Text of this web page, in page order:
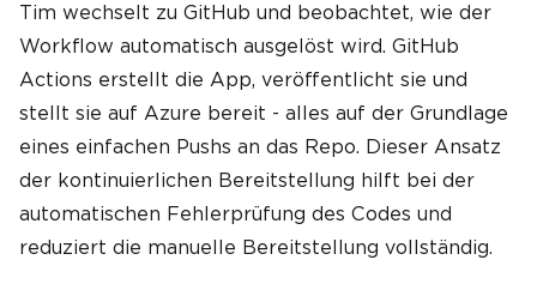
Tim wechselt zu GitHub und beobachtet, wie der
Workflow automatisch ausgelöst wird. GitHub
Actions erstellt die App, veröffentlicht sie und
stellt sie auf Azure bereit - alles auf der Grundlage
eines einfachen Pushs an das Repo. Dieser Ansatz
der kontinuierlichen Bereitstellung hilft bei der
automatischen Fehlerprüfung des Codes und
reduziert die manuelle Bereitstellung vollständig.